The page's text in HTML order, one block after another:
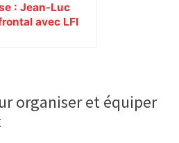
: Jean-Luc
avec LFI
organiser et équiper